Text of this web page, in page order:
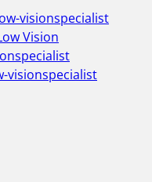
visionspecialist
Vision
visionspecialist